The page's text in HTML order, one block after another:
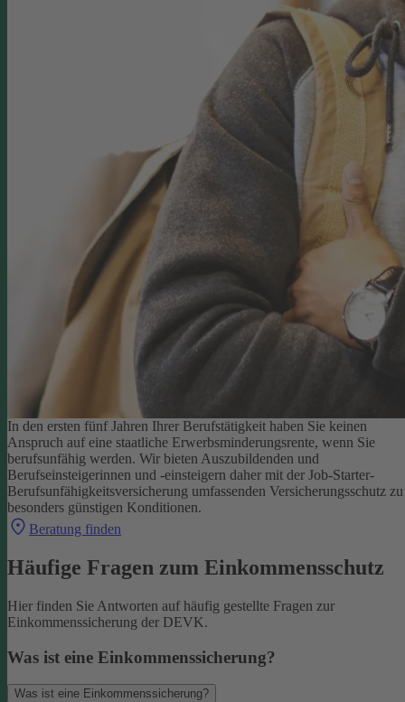
In den ersten fünf Jahren Ihrer Berufstätigkeit haben Sie keinen
Anspruch auf eine staatliche Erwerbsminderungsrente, wenn Sie
berufsunfähig werden. Wir bieten Auszubildenden und
Berufseinsteigerinnen und -einsteigern daher mit der Job-Starter-
Berufsunfähigkeitsversicherung umfassenden Versicherungsschutz zu
besonders günstigen Konditionen.
Beratung finden
Häufige Fragen zum Einkommensschutz
Hier finden Sie Antworten auf häufig gestellte Fragen zur
Einkommenssicherung der DEVK.
Was ist eine Einkommenssicherung?
Was ist eine Einkommenssicherung?